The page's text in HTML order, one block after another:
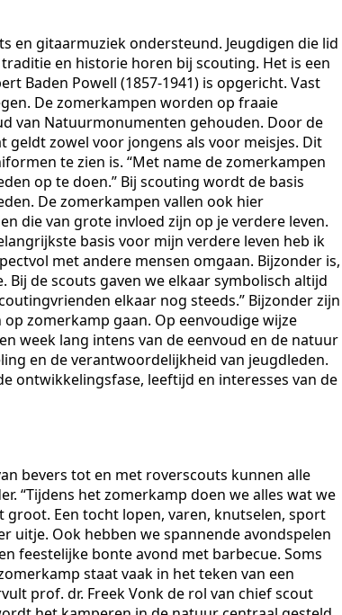
en gitaarmuziek ondersteund. Jeugdigen die lid
en historie horen bij scouting. Het is een
Baden Powell (1857-1941) is opgericht. Vast
De zomerkampen worden op fraaie
van Natuurmonumenten gehouden. Door de
zowel voor jongens als voor meisjes. Dit
te zien is. “Met name de zomerkampen
op te doen.” Bij scouting wordt de basis
De zomerkampen vallen ook hier
die van grote invloed zijn op je verdere leven.
basis voor mijn verdere leven heb ik
met andere mensen omgaan. Bijzonder is,
de scouts gaven we elkaar symbolisch altijd
elkaar nog steeds.” Bijzonder zijn
zomerkamp gaan. Op eenvoudige wijze
week lang intens van de eenvoud en de natuur
en de verantwoordelijkheid van jeugdleden.
ontwikkelingsfase, leeftijd en interesses van de
bevers tot en met roverscouts kunnen alle
“Tijdens het zomerkamp doen we alles wat we
groot. Een tocht lopen, varen, knutselen, sport
uitje. Ook hebben we spannende avondspelen
feestelijke bonte avond met barbecue. Soms
staat vaak in het teken van een
prof. dr. Freek Vonk de rol van chief scout